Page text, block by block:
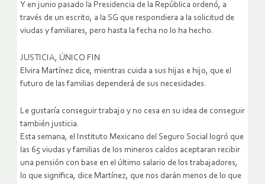
Y en junio pasado la Presidencia de la República ordenó, a
través de un escrito, a la SG que respondiera a la solicitud de
viudas y familiares, pero hasta la fecha no lo ha hecho.
JUSTICIA, ÚNICO FIN
Elvira Martínez dice, mientras cuida a sus hijas e hijo, que el
futuro de las familias dependerá de sus necesidades.
Le gustaría conseguir trabajo y no cesa en su idea de conseguir
también justicia.
Esta semana, el Instituto Mexicano del Seguro Social logró que
las 65 viudas y familias de los mineros caídos aceptaran recibir
una pensión con base en el último salario de los trabajadores,
lo que significa, dice Martínez, que nos darán menos de lo que